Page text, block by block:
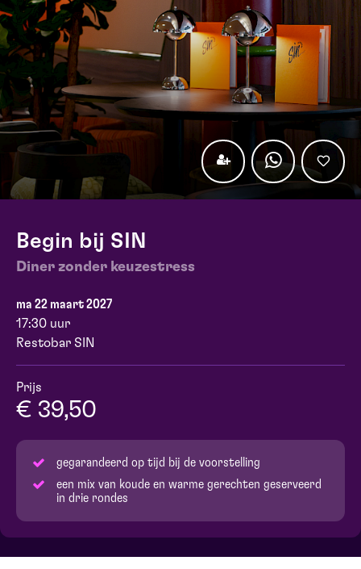
Begin bij SIN
Diner zonder keuzestress
ma 22 maart 2027
17:30 uur
Restobar SIN
Prijs
€ 39,50
gegarandeerd op tijd bij de voorstelling
een mix van koude en warme gerechten geserveerd
in drie rondes